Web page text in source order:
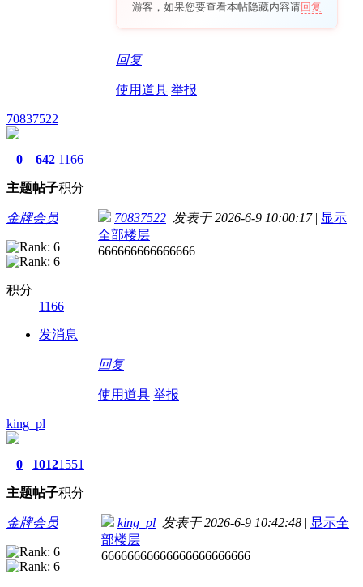
游客，如果您要查看本帖隐藏内容请回复
回复
使用道具 举报
70837522
0
主题
642
帖子
1166
积分
金牌会员
积分
1166
发消息
70837522 发表于 2026-6-9 10:00:17 | 显示
全部楼层
666666666666666
回复
使用道具 举报
king_pl
0
主题
1012
帖子
1551
积分
金牌会员 king_pl 发表于 2026-6-9 10:42:48 | 显示全
部楼层
66666666666666666666666